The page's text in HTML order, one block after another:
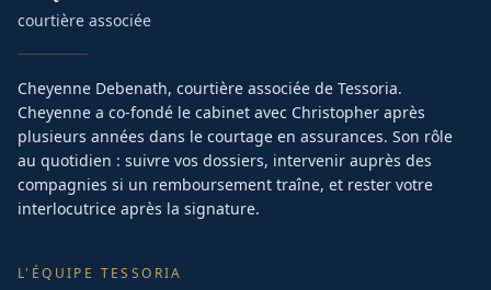
courtière associée
Cheyenne Debenath, courtière associée de Tessoria.
Cheyenne a co-fondé le cabinet avec Christopher après
plusieurs années dans le courtage en assurances. Son rôle
au quotidien : suivre vos dossiers, intervenir auprès des
compagnies si un remboursement traîne, et rester votre
interlocutrice après la signature.
L'ÉQUIPE TESSORIA